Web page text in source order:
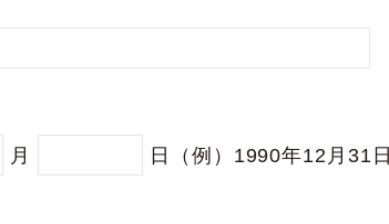
月 日 （例）1990年12月31日